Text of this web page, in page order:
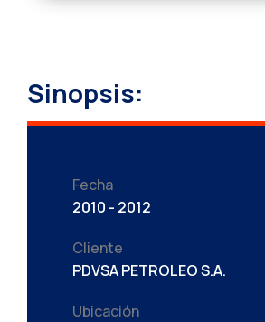
Sinopsis:
Fecha
2010 - 2012
Cliente
PDVSA PETROLEO S.A.
Ubicación